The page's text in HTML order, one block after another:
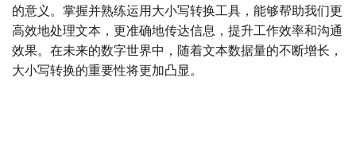
的意义。掌握并熟练运用大小写转换工具，能够帮助我们更
高效地处理文本，更准确地传达信息，提升工作效率和沟通
效果。在未来的数字世界中，随着文本数据量的不断增长，
大小写转换的重要性将更加凸显。